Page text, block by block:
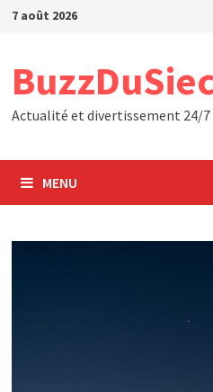
Passer
7 août 2026
Actualité et divertissement 24/7
MENU